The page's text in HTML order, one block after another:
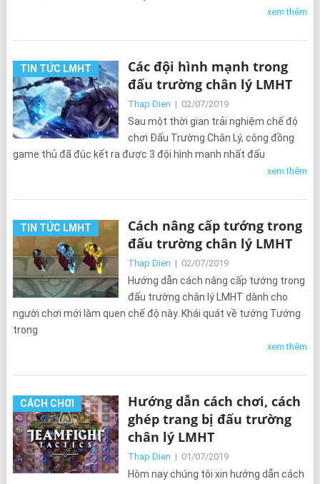
xem thêm
TIN TỨC LMHT
Các đội hình mạnh trong
đấu trường chân lý LMHT
Thap Dien | 02/07/2019
Sau một thời gian trải nghiệm chế độ
chơi Đấu Trường Chân Lý, cộng đồng
game thủ đã đúc kết ra được 3 đội hình mạnh nhất đấu
xem thêm
TIN TỨC LMHT
Cách nâng cấp tướng trong
đấu trường chân lý LMHT
Thap Dien | 02/07/2019
Hướng dẫn cách nâng cấp tướng trong
đấu trường chân lý LMHT dành cho
người chơi mới làm quen chế độ này. Khái quát về tướng Tướng
trong
xem thêm
CÁCH CHƠI
Hướng dẫn cách chơi, cách
ghép trang bị đấu trường
chân lý LMHT
Thap Dien | 01/07/2019
Hôm nay chúng tôi xin hướng dẫn cách